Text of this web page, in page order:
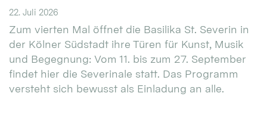
22. Juli 2026
Zum vierten Mal öffnet die Basilika St. Severin in
der Kölner Südstadt ihre Türen für Kunst, Musik
und Begegnung: Vom 11. bis zum 27. September
findet hier die Severinale statt. Das Programm
versteht sich bewusst als Einladung an alle.